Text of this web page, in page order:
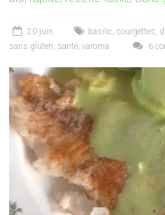
20 juin basilic,courgettes,
sans gluten, santé,varoma 6